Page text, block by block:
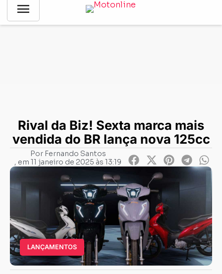
menu
Notícias Lançamentos-Rival da Biz! Sexta marca mais
Rival da Biz! Sexta marca mais
vendida do BR lança nova 125cc
PorFernando Santos
, em 11 janeiro de 2025 às 13:19
LANÇAMENTOS